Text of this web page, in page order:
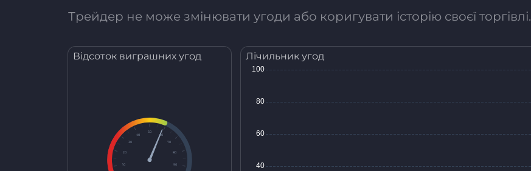
Трейдер не може змінювати угоди або коригувати історію своєї торгівлі.
Відсоток виграшних угод
10
20
30
40
50
60
70
80
90
Лічильник угод